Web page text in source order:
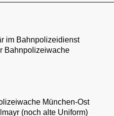
im Bahnpolizeidienst
München-Ost
(noch alte Uniform)